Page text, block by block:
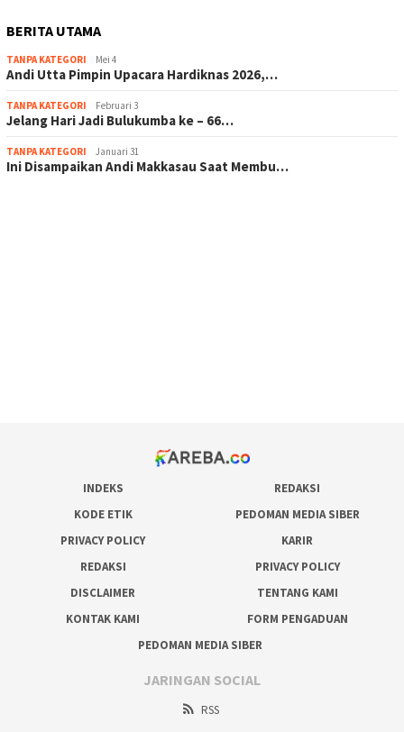
BERITA UTAMA
TANPA KATEGORI Mei 4
Andi Utta Pimpin Upacara Hardiknas 2026,…
TANPA KATEGORI Februari 3
Jelang Hari Jadi Bulukumba ke – 66…
TANPA KATEGORI Januari 31
Ini Disampaikan Andi Makkasau Saat Membu…
INDEKS
REDAKSI
KODE ETIK
PEDOMAN MEDIA SIBER
PRIVACY POLICY
KARIR
REDAKSI
PRIVACY POLICY
DISCLAIMER
TENTANG KAMI
KONTAK KAMI
FORM PENGADUAN
PEDOMAN MEDIA SIBER
JARINGAN SOCIAL
RSS